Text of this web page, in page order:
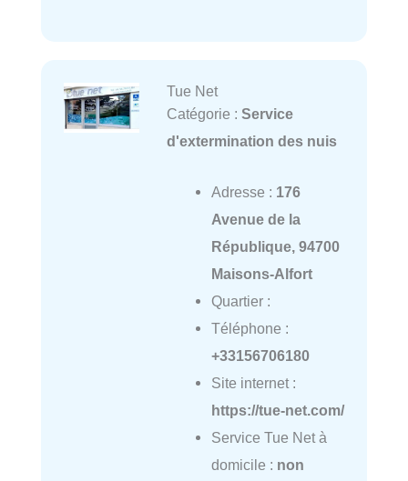
Tue Net
Catégorie : Service
d'extermination des nuis
Adresse : 176
Avenue de la
République, 94700
Maisons-Alfort
Quartier :
Téléphone :
+33156706180
Site internet :
https://tue-net.com/
Service Tue Net à
domicile : non